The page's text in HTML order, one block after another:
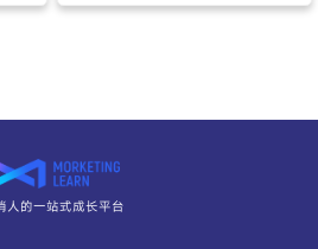
人的一站式成长平台